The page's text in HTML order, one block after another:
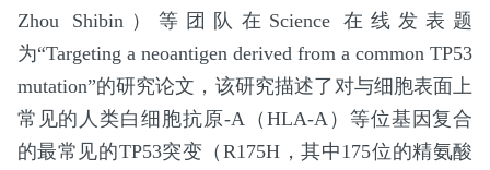
Zhou Shibin）等团队在Science 在线发表题
为“Targeting a neoantigen derived from a common TP53
mutation”的研究论文，该研究描述了对与细胞表面上
常见的人类白细胞抗原-A（HLA-A）等位基因复合
的最常见的TP53突变（R175H，其中175位的精氨酸